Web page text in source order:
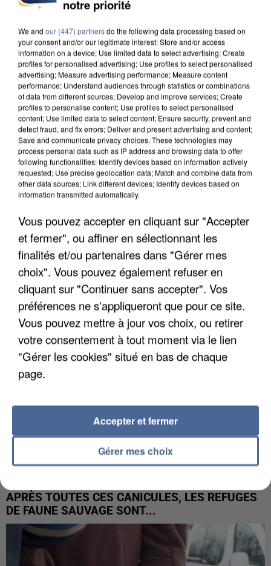
IL TUE SON FILS ET ENVOIE DES PHOTOS À SON
EX-COMPAGNE À NICE
INCENDIES : L’ÎLE-DE-FRANCE LANCE UN ÉLAN
DE SOLIDARITÉ AVEC LES...
APRÈS TOUTES CES CANICULES, LES REFUGES
DE FAUNE SAUVAGE SONT...
notre priorité
We and our (447) partnersdo the following data processing based on
your consent and/or our legitimate interest: Store and/or access
information on a device; Use limited data to select advertising; Create
profiles for personalised advertising; Use profiles to select personalised
advertising; Measure advertising performance; Measure content
performance; Understand audiences through statistics or combinations
of data from different sources; Develop and improve services; Create
profiles to personalise content; Use profiles to select personalised
content; Use limited data to select content; Ensure security, prevent and
detect fraud, and fix errors; Deliver and present advertising and content;
Save and communicate privacy choices. These technologies may
process personal data such as IP address and browsing data to offer
following functionalities: Identify devices based on information actively
requested; Use precise geolocation data; Match and combine data from
other data sources; Link different devices; Identify devices based on
information transmitted automatically.
Vous pouvez accepter en cliquant sur "Accepter
et fermer", ou affiner en sélectionnant les
finalités et/ou partenaires dans "Gérer mes
choix". Vous pouvez également refuser en
cliquant sur "Continuer sans accepter". Vos
préférences ne s'appliqueront que pour ce site.
Vous pouvez mettre à jour vos choix, ou retirer
votre consentement à tout moment via le lien
"Gérer les cookies" situé en bas de chaque
page.
Gérer mes choix
Accepter et fermer